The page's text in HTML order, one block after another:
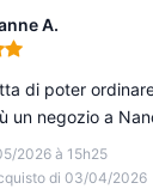
A.
5
2026 à 15h25
di 03/04/2026
di poter
un negozio a